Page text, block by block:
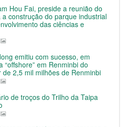
Hou Fai, preside a reunião do
construção do parque industrial
das ciências e
emitiu com sucesso, em
em Renminbi do
2,5 mil milhões de Renminbi
de troços do Trilho da Taipa